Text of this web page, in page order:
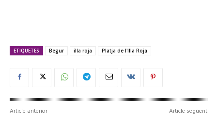
ETIQUETES Begur illa roja Platja de l'Illa Roja
Article anterior Article següent